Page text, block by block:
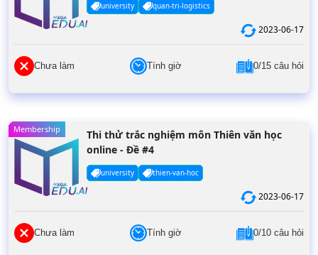
university quan-tri-logistics
2023-06-17
Chưa làm Tính giờ 0/15 câu hỏi
Membership
Thi thử trắc nghiệm môn Thiên văn học
online - Đề #4
university thien-van-hoc
2023-06-17
Chưa làm Tính giờ 0/10 câu hỏi